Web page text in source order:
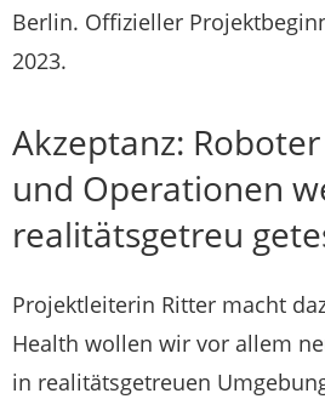
Berlin. Offizieller
2023.
Akzeptanz:
und Operationen
realitätsgetreu
Projektleiterin Ritter macht
Health wollen wir vor allem
in realitätsgetreuen